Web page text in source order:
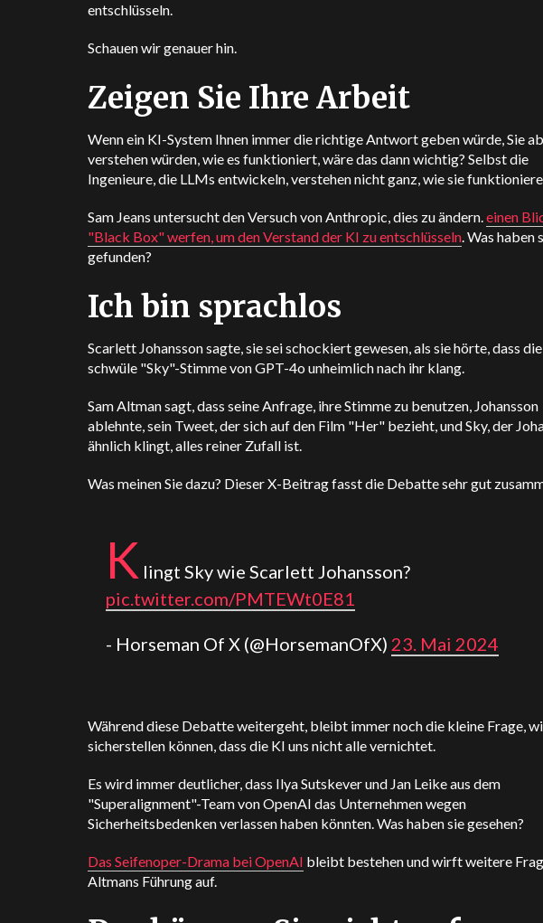
entschlüsseln.
Schauen wir genauer hin.
Zeigen Sie Ihre Arbeit
Wenn ein KI-System Ihnen immer die richtige Antwort geben würde, Sie
verstehen würden, wie es funktioniert, wäre das dann wichtig? Selbst die
Ingenieure, die LLMs entwickeln, verstehen nicht ganz, wie sie
Sam Jeans untersucht den Versuch von Anthropic, dies zu ändern.einen
"Black Box" werfen, um den Verstand der KI zu entschlüsseln. Was haben
gefunden?
Ich bin sprachlos
Scarlett Johansson sagte, sie sei schockiert gewesen, als sie hörte, dass die
schwüle "Sky"-Stimme von GPT-4o unheimlich nach ihr klang.
Sam Altman sagt, dass seine Anfrage, ihre Stimme zu benutzen, Johansson
ablehnte, sein Tweet, der sich auf den Film "Her" bezieht, und Sky, der
ähnlich klingt, alles reiner Zufall ist.
Was meinen Sie dazu? Dieser X-Beitrag fasst die Debatte sehr gut
K lingt Sky wie Scarlett Johansson?
pic.twitter.com/PMTEWt0E81
- Horseman Of X (@HorsemanOfX) 23. Mai 2024
Während diese Debatte weitergeht, bleibt immer noch die kleine Frage,
sicherstellen können, dass die KI uns nicht alle vernichtet.
Es wird immer deutlicher, dass Ilya Sutskever und Jan Leike aus dem
"Superalignment"-Team von OpenAI das Unternehmen wegen
Sicherheitsbedenken verlassen haben könnten. Was haben sie gesehen?
Das Seifenoper-Drama beiOpenAI bleibt bestehen und wirft weitere
Altmans Führung auf.